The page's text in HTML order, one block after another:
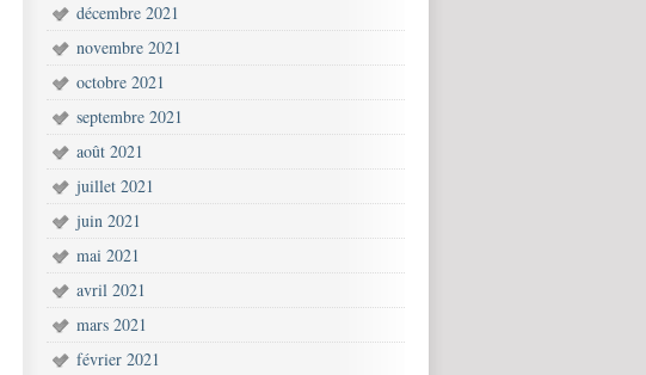
décembre 2021
novembre 2021
octobre 2021
septembre 2021
août 2021
juillet 2021
juin 2021
mai 2021
avril 2021
mars 2021
février 2021